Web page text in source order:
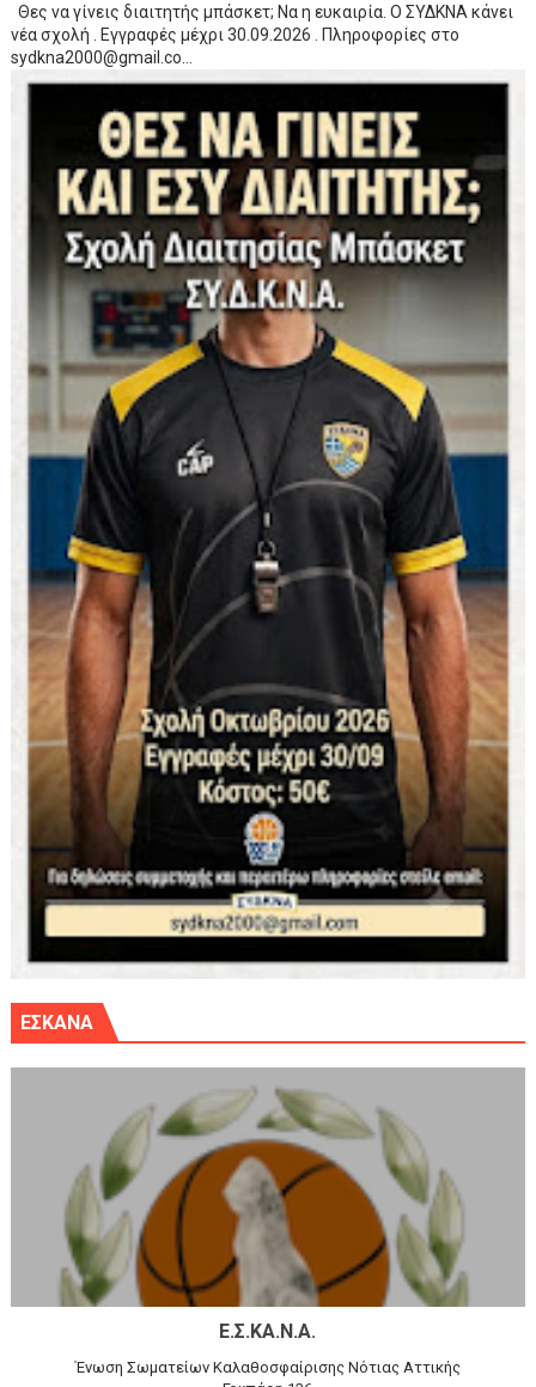
Θες να γίνεις διαιτητής μπάσκετ; Να η ευκαιρία. Ο ΣΥΔΚΝΑ κάνει
νέα σχολή . Εγγραφές μέχρι 30.09.2026 . Πληροφορίες στο
sydkna2000@gmail.co...
ΕΣΚΑΝΑ
Ε.Σ.ΚΑ.Ν.Α.
Ένωση Σωματείων Καλαθοσφαίρισης Νότιας Αττικής